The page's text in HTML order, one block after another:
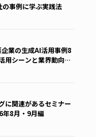
事例に学ぶ実践法
企業の生成AI活用事例8
用シーンと業界動向を
に関連があるセミナー
年8月・9月編